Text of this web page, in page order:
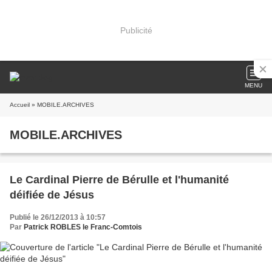
Publicité
MENU
Accueil » MOBILE.ARCHIVES
MOBILE.ARCHIVES
Le Cardinal Pierre de Bérulle et l'humanité
déifiée de Jésus
Publié le 26/12/2013 à 10:57
Par Patrick ROBLES le Franc-Comtois